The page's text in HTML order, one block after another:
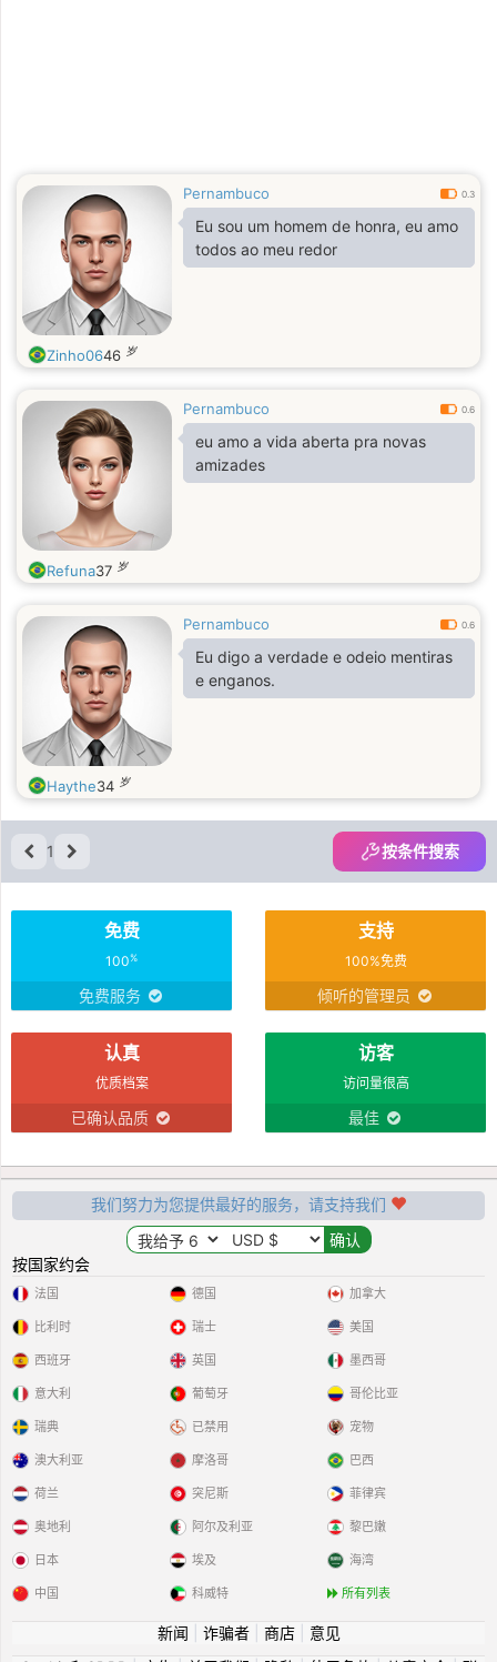
Pernambuco 0.3
Eu sou um homem de honra, eu amo
todos ao meu redor
Zinho0646 岁
Pernambuco 0.6
eu amo a vida aberta pra novas
amizades
Refuna37 岁
Pernambuco 0.6
Eu digo a verdade e odeio mentiras
e enganos.
Haythe34 岁
1 按条件搜索
免费
100%
免费服务
支持
100%免费
倾听的管理员
认真
优质档案
已确认品质
访客
访问量很高
最佳
我们努力为您提供最好的服务，请支持我们
按国家约会
法国
比利时
西班牙
意大利
瑞典
德国
瑞士
英国
葡萄牙
已禁用
加拿大
美国
墨西哥
哥伦比亚
宠物
澳大利亚
荷兰
奥地利
日本
中国
摩洛哥
突尼斯
阿尔及利亚
埃及
科威特
巴西
菲律宾
黎巴嫩
海湾
所有列表
新闻 诈骗者| 商店| 意见